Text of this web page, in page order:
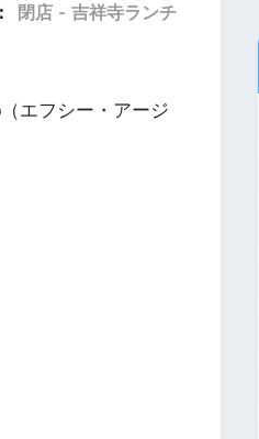
閉店 - 吉祥寺ランチ
エフシー・アージ